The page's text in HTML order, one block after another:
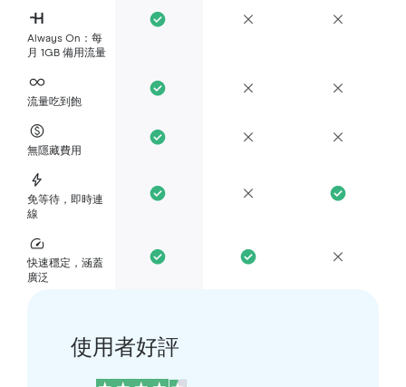
Always On：每
月 1GB 備用流量
流量吃到飽
無隱藏費用
免等待，即時連
線
快速穩定，涵蓋
廣泛
使用者好評